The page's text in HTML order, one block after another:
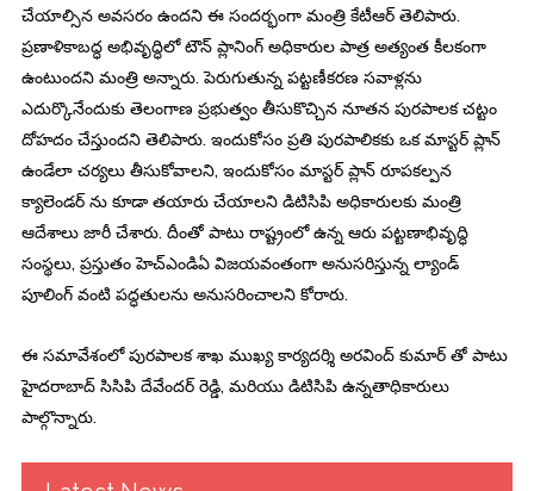
చేయాల్సిన అవసరం ఉందని ఈ సందర్భంగా మంత్రి కేటీఆర్ తెలిపారు.
ప్రణాళికాబద్ధ అభివృద్ధిలో టౌన్ ప్లానింగ్ అధికారుల పాత్ర అత్యంత కీలకంగా
ఉంటుందని మంత్రి అన్నారు. పెరుగుతున్న పట్టణీకరణ సవాళ్లను
ఎదుర్కొనేందుకు తెలంగాణ ప్రభుత్వం తీసుకొచ్చిన నూతన పురపాలక చట్టం
దోహదం చేస్తుందని తెలిపారు. ఇందుకోసం ప్రతి పురపాలికకు ఒక మాస్టర్ ప్లాన్
ఉండేలా చర్యలు తీసుకోవాలని, ఇందుకోసం మాస్టర్ ప్లాన్ రూపకల్పన
క్యాలెండర్ ను కూడా తయారు చేయాలని డిటిసిపి అధికారులకు మంత్రి
ఆదేశాలు జారీ చేశారు. దీంతో పాటు రాష్ట్రంలో ఉన్న ఆరు పట్టణాభివృద్ధి
సంస్థలు, ప్రస్తుతం హెచ్ఎండిఏ విజయవంతంగా అనుసరిస్తున్న ల్యాండ్
పూలింగ్ వంటి పద్ధతులను అనుసరించాలని కోరారు.
ఈ సమావేశంలో పురపాలక శాఖ ముఖ్య కార్యదర్శి అరవింద్ కుమార్ తో పాటు
హైదరాబాద్ సిసిపి దేవేందర్ రెడ్డి, మరియు డిటిసిపి ఉన్నతాధికారులు
పాల్గొన్నారు.